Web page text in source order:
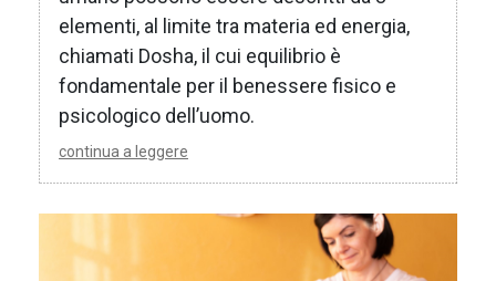
elementi, al limite tra materia ed energia,
chiamati Dosha, il cui equilibrio è
fondamentale per il benessere fisico e
psicologico dell’uomo.
continua a leggere